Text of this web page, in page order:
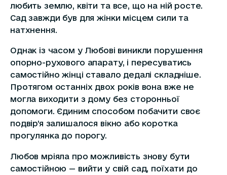
любить землю, квіти та все, що на ній росте.
Сад завжди був для жінки місцем сили та
натхнення.
Однак із часом у Любові виникли порушення
опорно-рухового апарату, і пересуватись
самостійно жінці ставало дедалі складніше.
Протягом останніх двох років вона вже не
могла виходити з дому без сторонньої
допомоги. Єдиним способом побачити своє
подвір’я залишалося вікно або коротка
прогулянка до порогу.
Любов мріяла про можливість знову бути
самостійною — вийти у свій сад, поїхати до